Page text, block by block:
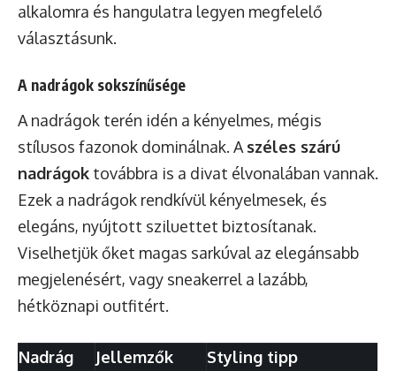
alkalomra és hangulatra legyen megfelelő
választásunk.
A nadrágok sokszínűsége
A nadrágok terén idén a kényelmes, mégis
stílusos fazonok dominálnak. A széles szárú
nadrágok továbbra is a divat élvonalában vannak.
Ezek a nadrágok rendkívül kényelmesek, és
elegáns, nyújtott sziluettet biztosítanak.
Viselhetjük őket magas sarkúval az elegánsabb
megjelenésért, vagy sneakerrel a lazább,
hétköznapi outfitért.
Nadrág
Jellemzők Styling tipp